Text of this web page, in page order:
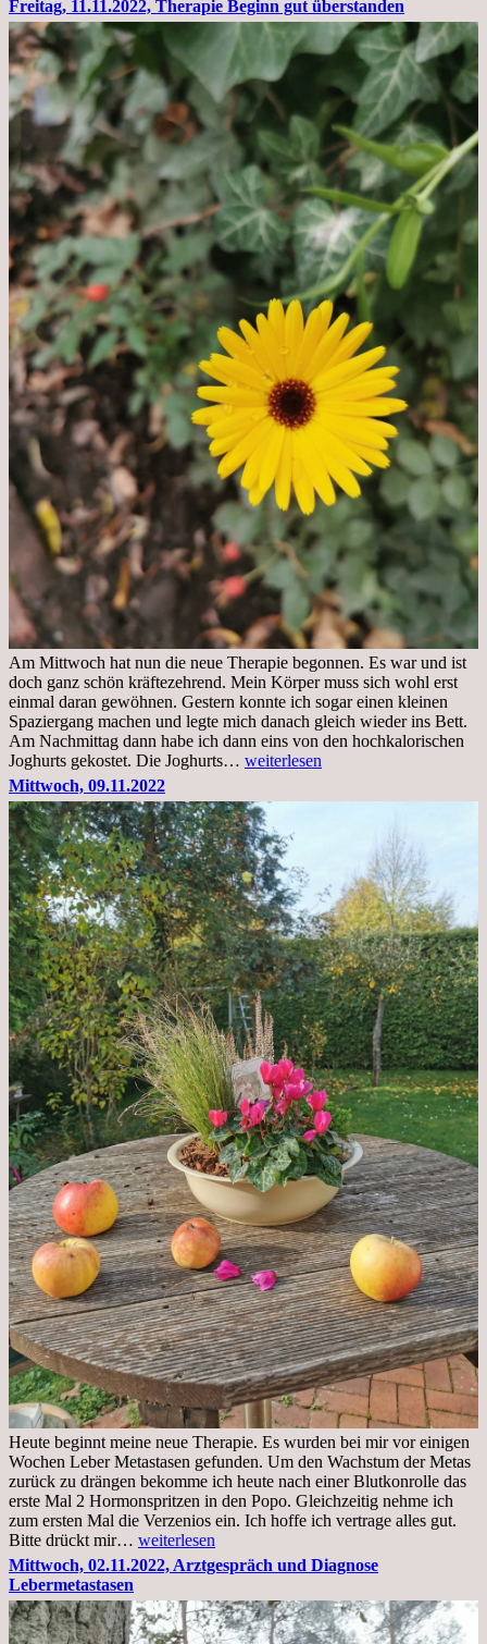
Todensonntag
Freitag, 11.11.2022, Therapie Beginn gut überstanden
Am Mittwoch hat nun die neue Therapie begonnen. Es war und ist
doch ganz schön kräftezehrend. Mein Körper muss sich wohl erst
einmal daran gewöhnen. Gestern konnte ich sogar einen kleinen
Spaziergang machen und legte mich danach gleich wieder ins Bett.
Am Nachmittag dann habe ich dann eins von den hochkalorischen
Joghurts gekostet. Die Joghurts… Freitag,
Therapie
Beginn
gut
überstanden
weiterlesen
Mittwoch, 09.11.2022
Heute beginnt meine neue Therapie. Es wurden bei mir vor einigen
Wochen Leber Metastasen gefunden. Um den Wachstum der Metas
zurück zu drängen bekomme ich heute nach einer Blutkonrolle das
erste Mal 2 Hormonspritzen in den Popo. Gleichzeitig nehme ich
zum ersten Mal die Verzenios ein. Ich hoffe ich vertrage alles gut.
Bitte drückt mir… Mittwoch,
09.11.2022
weiterlesen
Mittwoch, 02.11.2022, Arztgespräch und Diagnose
Lebermetastasen